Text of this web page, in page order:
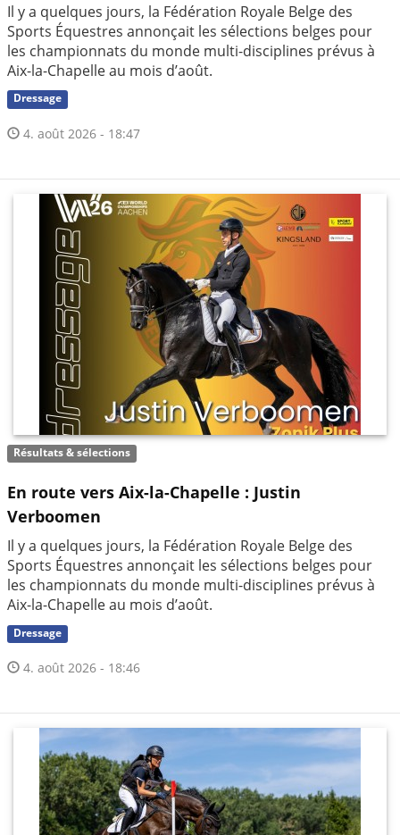
Il y a quelques jours, la Fédération Royale Belge des
Sports Équestres annonçait les sélections belges pour
les championnats du monde multi-disciplines prévus à
Aix-la-Chapelle au mois d’août.
Dressage
4. août 2026 - 18:47
Résultats & sélections
En route vers Aix-la-Chapelle : Justin
Verboomen
Il y a quelques jours, la Fédération Royale Belge des
Sports Équestres annonçait les sélections belges pour
les championnats du monde multi-disciplines prévus à
Aix-la-Chapelle au mois d’août.
Dressage
4. août 2026 - 18:46